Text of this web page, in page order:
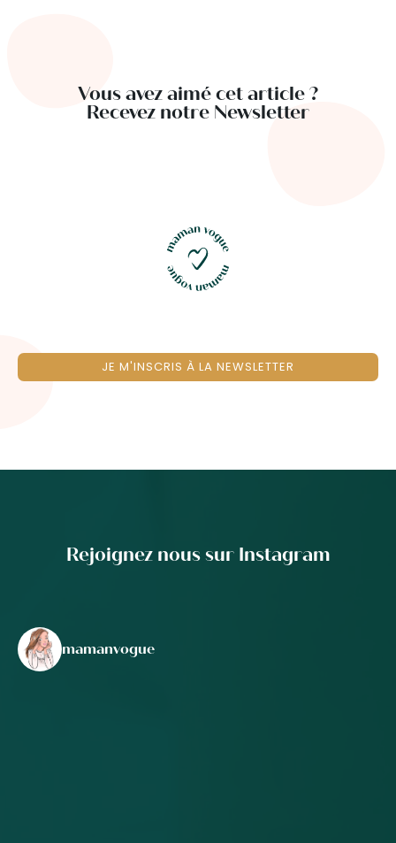
Vous avez aimé cet article ?
Recevez notre Newsletter
JE M'INSCRIS À LA NEWSLETTER
Rejoignez nous sur Instagram
mamanvogue